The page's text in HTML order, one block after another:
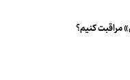
مراقبت کنیم؟